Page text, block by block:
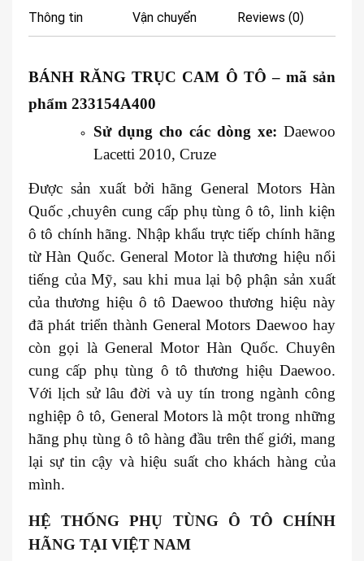
Thông tin Vận chuyển Reviews (0)
BÁNH RĂNG TRỤC CAM Ô TÔ– mã sản
phẩm 233154A400
Sử dụng cho các dòng xe: Daewoo
Lacetti 2010, Cruze
Được sản xuất bởi hãng General Motors Hàn
Quốc ,chuyên cung cấp phụ tùng ô tô, linh kiện
ô tô chính hãng. Nhập khẩu trực tiếp chính hãng
từ Hàn Quốc. General Motor là thương hiệu nổi
tiếng của Mỹ, sau khi mua lại bộ phận sản xuất
của thương hiệu ô tô Daewoo thương hiệu này
đã phát triển thành General Motors Daewoo hay
còn gọi là General Motor Hàn Quốc. Chuyên
cung cấp phụ tùng ô tô thương hiệu Daewoo.
Với lịch sử lâu đời và uy tín trong ngành công
nghiệp ô tô, General Motors là một trong những
hãng phụ tùng ô tô hàng đầu trên thế giới, mang
lại sự tin cậy và hiệu suất cho khách hàng của
mình.
HỆ THỐNG PHỤ TÙNG Ô TÔ CHÍNH
HÃNG TẠI VIỆT NAM